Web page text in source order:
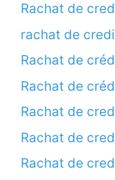
Rachat de
rachat de
Rachat de
Rachat de
Rachat de
Rachat de
Rachat de